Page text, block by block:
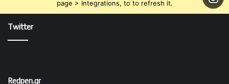
page > Integrations, to to refresh it.
Twitter
Redpen.gr